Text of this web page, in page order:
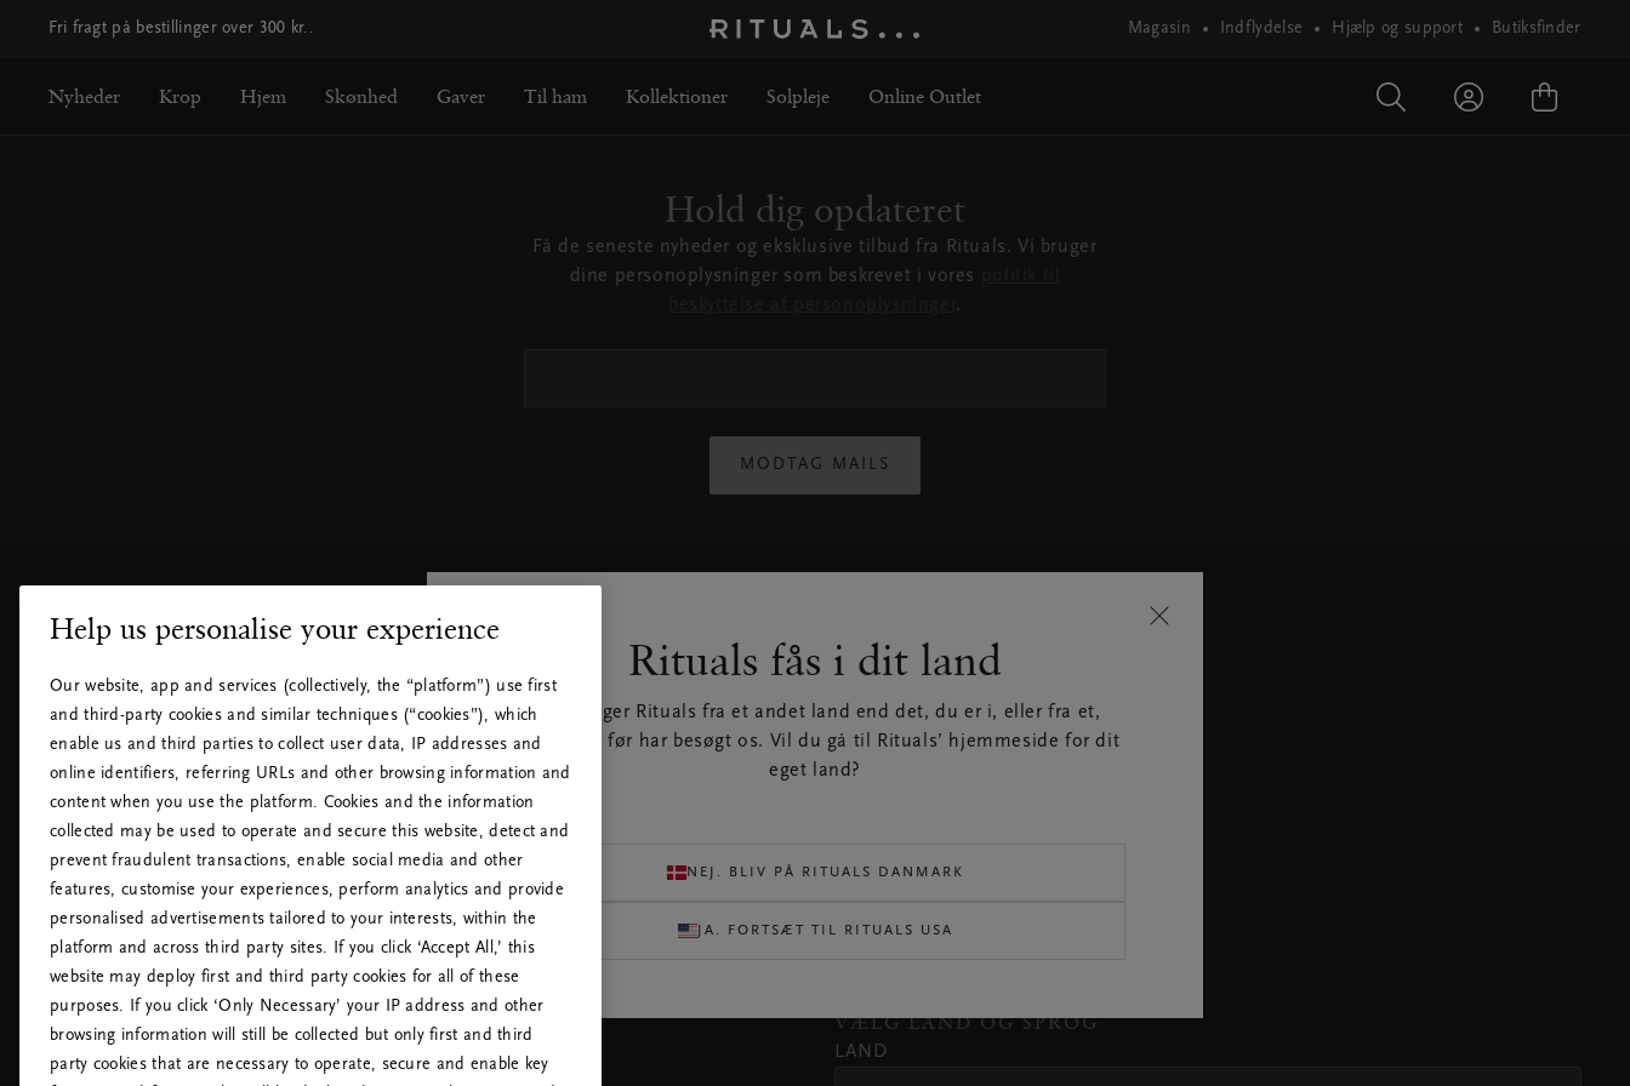
Rituals fås i dit land
Du besøger Rituals fra et andet land end det, du er i, eller fra et,
hvorfra du før har besøgt os. Vil du gå til Rituals’ hjemmeside for dit
eget land?
NEJ. BLIV PÅ RITUALS DANMARK
JA. FORTSÆT TIL RITUALS USA
Fri fragt på bestillinger over 300 kr.. Magasin Indflydelse Hjælp og support Butiksfinder
Nyheder Krop Hjem Skønhed Gaver Til ham Kollektioner Solpleje Online Outlet
Hold dig opdateret
Få de seneste nyheder og eksklusive tilbud fra Rituals. Vi bruger
dine personoplysninger som beskrevet i vores
.
MODTAG MAILS
KUNDESERVICE
Ofte stillede spørgsmål
Kontakt os
Cookiepolitik
Cookieindstillinger
Tilgængelighedserklæring
Privatlivspolitik for Rituals
Rituals' Husregler
Fortryd aftalen
HER FINDER DU OS
Indkøbscentre
Hoteller
Lufthavne
Om Rituals
Virksomhed
Rituals
nyhedsredaktion/presseforespørgsler
Bliv medlem af My Rituals
Profit Pledge
VÆLG LAND OG SPROG
LAND
Help us personalise your experience
Our website, app and services (collectively, the “platform”) use first
and third-party cookies and similar techniques (“cookies”), which
enable us and third parties to collect user data, IP addresses and
online identifiers, referring URLs and other browsing information and
content when you use the platform. Cookies and the information
collected may be used to operate and secure this website, detect and
prevent fraudulent transactions, enable social media and other
features, customise your experiences, perform analytics and provide
personalised advertisements tailored to your interests, within the
platform and across third party sites. If you click ‘Accept All,’ this
website may deploy first and third party cookies for all of these
purposes. If you click ‘Only Necessary’ your IP address and other
browsing information will still be collected but only first and third
party cookies that are necessary to operate, secure and enable key